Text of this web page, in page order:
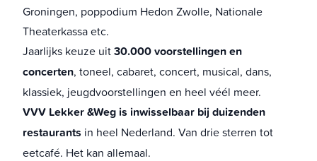
Groningen, poppodium Hedon Zwolle, Nationale
Theaterkassaetc.
Jaarlijks keuze uit30.000 voorstellingen en
concerten, toneel, cabaret, concert, musical, dans,
klassiek, jeugdvoorstellingen en heel véél meer.
VVV Lekker &Weg is inwisselbaar bij duizenden
restaurants in heel Nederland. Van drie sterren tot
eetcafé. Het kan allemaal.